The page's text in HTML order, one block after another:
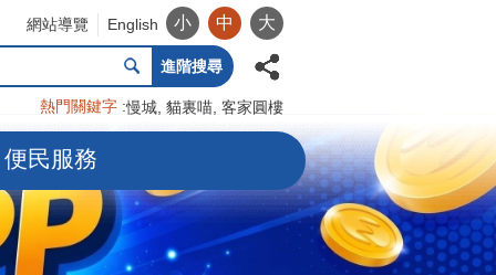
網站導覽 English 小 中 大
進階搜尋
熱門關鍵字 慢城 貓裏喵 客家圓樓
便民服務